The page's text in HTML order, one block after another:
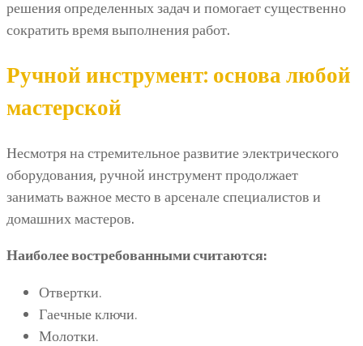
решения определенных задач и помогает существенно
сократить время выполнения работ.
Ручной инструмент: основа любой
мастерской
Несмотря на стремительное развитие электрического
оборудования, ручной инструмент продолжает
занимать важное место в арсенале специалистов и
домашних мастеров.
Наиболее востребованными считаются:
Отвертки.
Гаечные ключи.
Молотки.